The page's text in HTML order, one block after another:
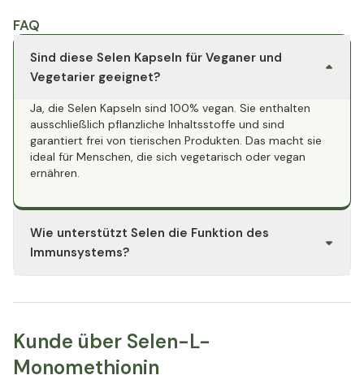
FAQ
Sind diese Selen Kapseln für Veganer und
Vegetarier geeignet?
Ja, die Selen Kapseln sind 100% vegan. Sie enthalten
ausschließlich pflanzliche Inhaltsstoffe und sind
garantiert frei von tierischen Produkten. Das macht sie
ideal für Menschen, die sich vegetarisch oder vegan
ernähren.
Wie unterstützt Selen die Funktion des
Immunsystems?
Immunsystems bei, indem es die Immunantwort des
vor oxidativem Stress zu schützen, der das
Immunsystem schwächen kann. Ein gesunder
Selenhaushalt kann also die allgemeine
Kunde über Selen-L-
Monomethionin